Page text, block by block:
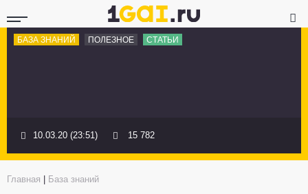
БАЗА ЗНАНИЙ ПОЛЕЗНОЕ СТАТЬИ
10.03.20 (23:51) 15 782
Главная База знаний